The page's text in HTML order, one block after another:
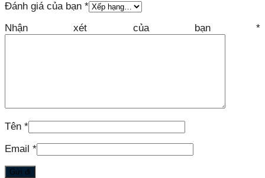
Đánh giá của bạn *
Nhận xét của bạn *
Tên *
Email *